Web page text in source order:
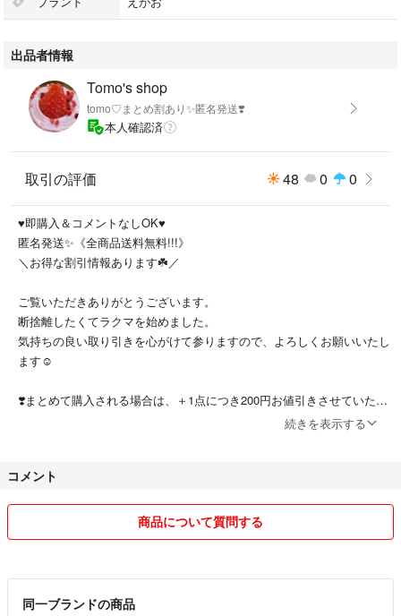
まとめ割りあります✴
#tomotomoshop123
✿不具合は評価前にご連絡ください。
✿商品の状態は実物写真をご確認ください。
✿光の具合などで実際の色味と多少の違いがあるかもしれません。
- 商品名: 肝油鮫珠
- 商品名: マルチビタミン
「えがお 鮫珠 24.8g」
えがお
#えがお
#食品/飲料/酒
#健康食品
出品者情報
Tomo's shop
tomo♡まとめ割あり✨️匿名発送❣️
本人確認済
取引の評価 48 0 0
♥️即購入＆コメントなしOK♥️
匿名発送✨️《全商品送料無料!!!》
＼お得な割引情報あります☘️／
ご覧いただきありがとうございます。
断捨離したくてラクマを始めました。
気持ちの良い取り引きを心がけて参りますので、よろしくお願いいたし
ます☺️
❣️まとめて購入される場合は、＋1点につき200円お値引きさせていただ
(ご質問への返信は、仕事などの都合上遅くなる場合がございます)
♡購入前のコメント不要、即購入大歓迎です！
優先させていただきます)
♡取り置き、専用出品には対応しておりません。
続きを表示する
コメント
商品について質問する
同一ブランドの商品